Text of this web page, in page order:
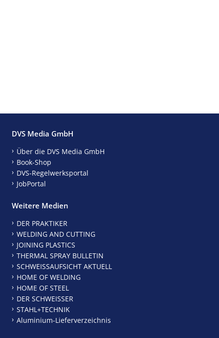
DVS Media GmbH
Über die DVS Media GmbH
Book-Shop
DVS-Regelwerksportal
JobPortal
Weitere Medien
DER PRAKTIKER
WELDING AND CUTTING
JOINING PLASTICS
THERMAL SPRAY BULLETIN
SCHWEISSAUFSICHT AKTUELL
HOME OF WELDING
HOME OF STEEL
DER SCHWEISSER
STAHL+TECHNIK
Aluminium-Lieferverzeichnis